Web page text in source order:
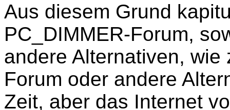
Aus diesem Grund
PC_DIMMER-Forum,
andere Alternativen,
Forum oder andere
Zeit, aber das Internet